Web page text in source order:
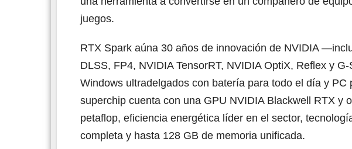
juegos.
RTX Spark aúna 30 años de innovación de NVIDIA
DLSS, FP4, NVIDIA TensorRT, NVIDIA OptiX, Reflex y
Windows ultradelgados con batería para todo el día y PC
superchip cuenta con una GPU NVIDIA Blackwell RTX y
petaflop, eficiencia energética líder en el sector,
completa y hasta 128 GB de memoria unificada.